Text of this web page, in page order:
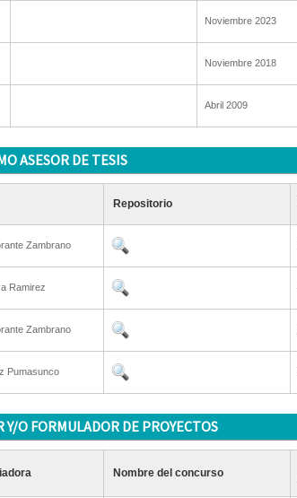
Noviembre 2023
Noviembre 2018
Abril 2009
ASESOR DE TESIS
Repositorio
Zambrano
Ramirez
Zambrano
Pumasunco
O FORMULADOR DE PROYECTOS
Nombre del concurso